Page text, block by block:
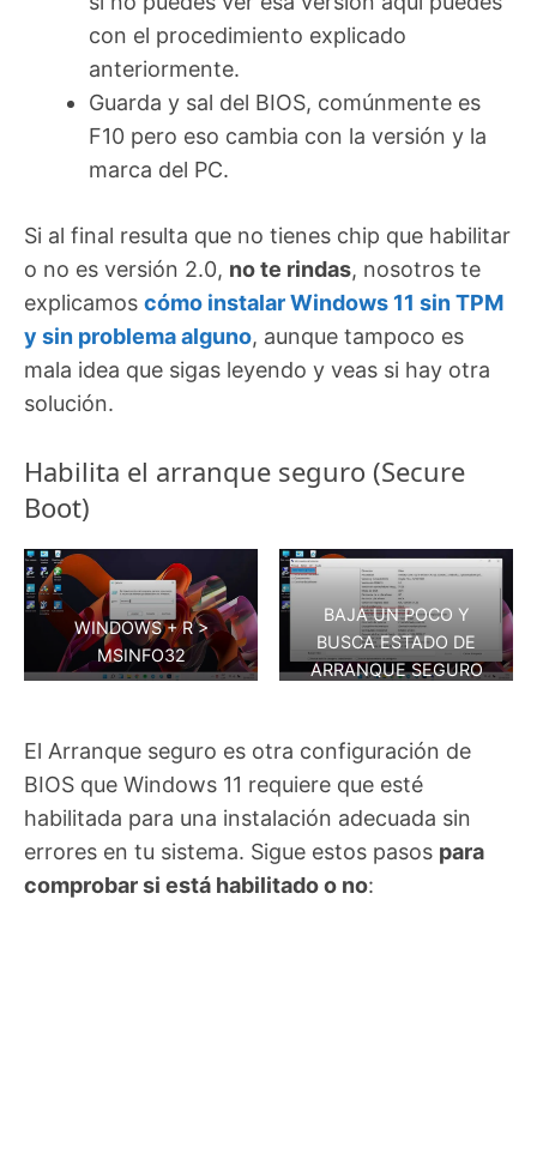
con el procedimiento explicado
anteriormente.
Guarda y sal del BIOS, comúnmente es
F10 pero eso cambia con la versión y la
marca del PC.
Si al final resulta que no tienes chip que habilitar
o no es versión 2.0, no te rindas, nosotros te
explicamos cómo instalar Windows 11 sin TPM
y sin problema alguno, aunque tampoco es
mala idea que sigas leyendo y veas si hay otra
solución.
Habilita el arranque seguro (Secure
Boot)
WINDOWS + R >
MSINFO32
BAJA UN POCO Y
BUSCA ESTADO DE
ARRANQUE SEGURO
El Arranque seguro es otra configuración de
BIOS que Windows 11 requiere que esté
habilitada para una instalación adecuada sin
errores en tu sistema. Sigue estos pasos para
comprobar si está habilitado o no: